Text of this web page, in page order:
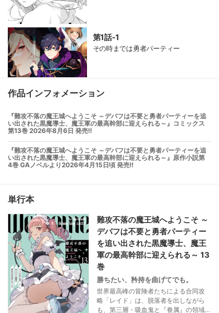
第1話-1
その時までは勇者パーティー
作品インフォメーション
『難攻不落の魔王城へようこそ ～デバフは不要と勇者パーティーを追
い出された黒魔導士、魔王軍の最高幹部に迎えられる～』コミックス
第13巻 2026年8月6日 発売!!
『難攻不落の魔王城へようこそ ～デバフは不要と勇者パーティーを追
い出された黒魔導士、魔王軍の最高幹部に迎えられる～』原作小説第
4巻 GAノベルより2026年4月15日頃 発売!!
単行本
難攻不落の魔王城へようこそ ～
デバフは不要と勇者パーティー
を追い出された黒魔導士、魔王
軍の最高幹部に迎えられる～ 13
巻
勝ちたい、矜持を曲げてでも。
世界最高峰の冒険者たちによる合同攻
略「レイド」は、脱落者を出しながら
も、第三層・吸血鬼と『眷属』の領域